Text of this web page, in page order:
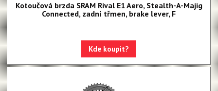
Kotoučová brzda SRAM Rival E1 Aero, Stealth-A-Majig
Connected, zadní třmen, brake lever, F
Kde koupit?